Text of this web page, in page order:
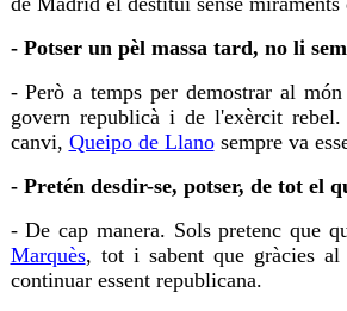
- Potser un pèl massa tard, no li
- Però a temps per demostrar al
govern republicà i de l'exèrcit
canvi, Queipo de Llanosempre va
- Pretén desdir-se, potser, de tot el
- De cap manera. Sols pretenc que
Marquès, tot i sabent que gràcies
continuar essent republicana.